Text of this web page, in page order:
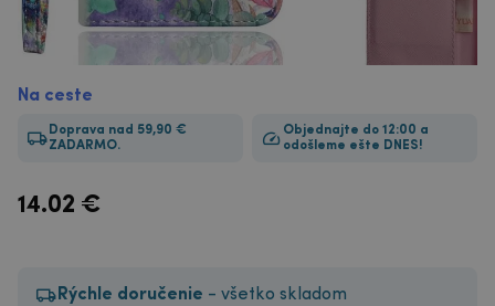
Na ceste
Doprava nad 59,90 €
ZADARMO.
Objednajte do 12:00 a
odošleme ešte DNES!
14.02 €
Rýchle doručenie - všetko skladom